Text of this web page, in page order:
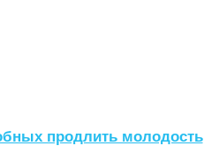
продлить молодость